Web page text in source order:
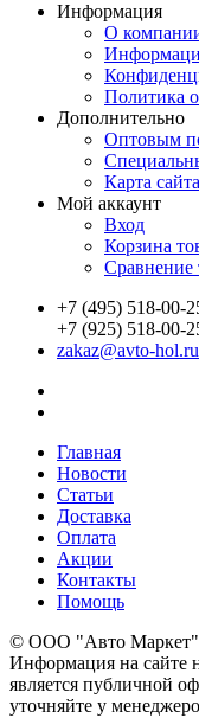
Информация
О
Политика
Дополнительно
Оптовым
Карта сайта
Мой аккаунт
Вход
Корзина
Сравнение
+7 (495) 518-00-
+7 (925) 518-00-
zakaz@avto-hol.ru
Главная
Новости
Статьи
Доставка
Оплата
Акции
Контакты
Помощь
© OOO "Авто
Информация на сайте
является публичной
уточняйте у